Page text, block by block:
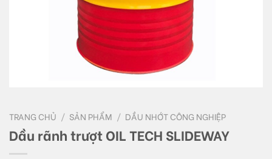
TRANG CHỦ / SẢN PHẨM / DẦU NHỚT CÔNG NGHIỆP
Dầu rãnh trượt OIL TECH SLIDEWAY